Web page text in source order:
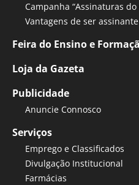
Campanha “Assinaturas
Vantagens de ser assinante
Feira do Ensino e
Loja da Gazeta
Publicidade
Anuncie Connosco
Serviços
Emprego e Classificados
Divulgação Institucional
Farmácias